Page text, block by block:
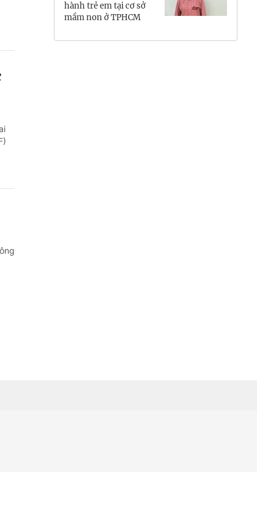
Hải Phòng
Khánh Hòa
hành trẻ em tại cơ sở
mầm non ở TPHCM